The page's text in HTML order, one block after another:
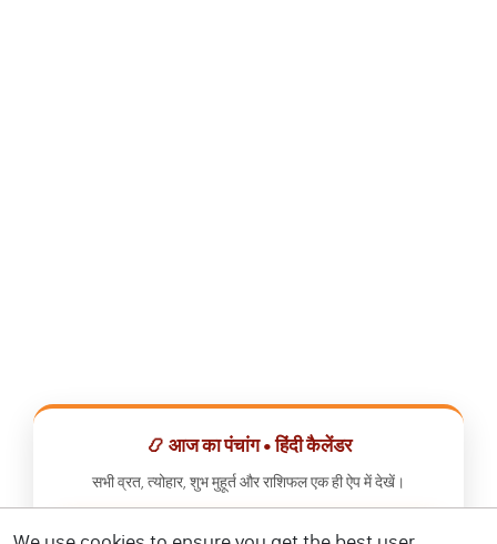
📿 आज का पंचांग • हिंदी कैलेंडर
सभी व्रत, त्योहार, शुभ मुहूर्त और राशिफल एक ही ऐप में देखें।